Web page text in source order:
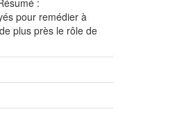
pour remédier à
plus près le rôle de